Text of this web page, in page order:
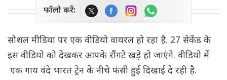
फॉलो करें:
सोशल मीडिया पर एक वीडियो वायरल हो रहा है. 27 सेकेंड के
इस वीडियो को देखकर आपके रौंगटे खड़े हो जाएंगे. वीडियो में
एक गाय वंदे भारत ट्रेन के नीचे फंसी हुई दिखाई दे रही है.